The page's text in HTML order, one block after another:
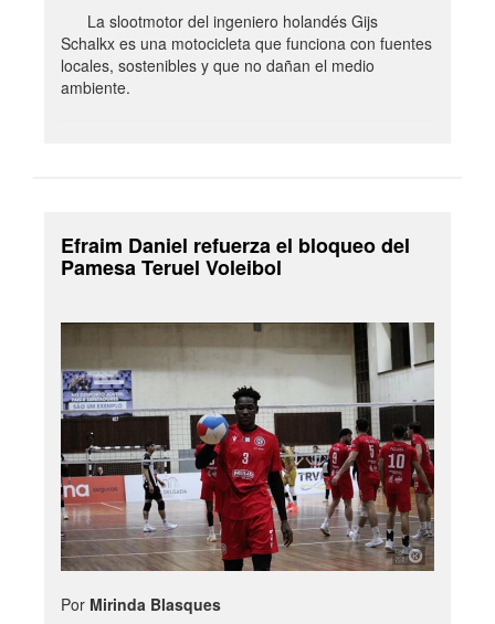
La slootmotor del ingeniero holandés Gijs
Schalkx es una motocicleta que funciona con fuentes
locales, sostenibles y que no dañan el medio
ambiente.
Efraim Daniel refuerza el bloqueo del
Pamesa Teruel Voleibol
Por Mirinda Blasques